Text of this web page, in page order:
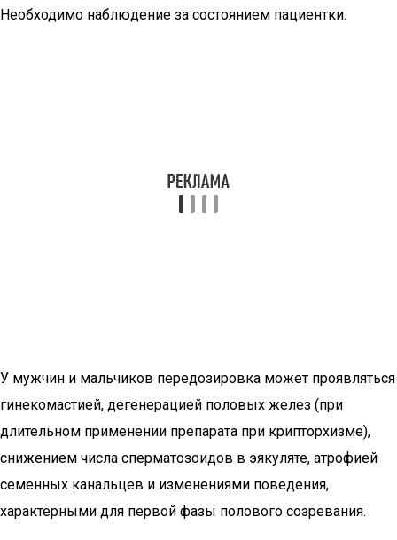
Необходимо наблюдение за состоянием пациентки.
У мужчин и мальчиков передозировка может проявляться
гинекомастией, дегенерацией половых желез (при
длительном применении препарата при крипторхизме),
снижением числа сперматозоидов в эякуляте, атрофией
семенных канальцев и изменениями поведения,
характерными для первой фазы полового созревания.